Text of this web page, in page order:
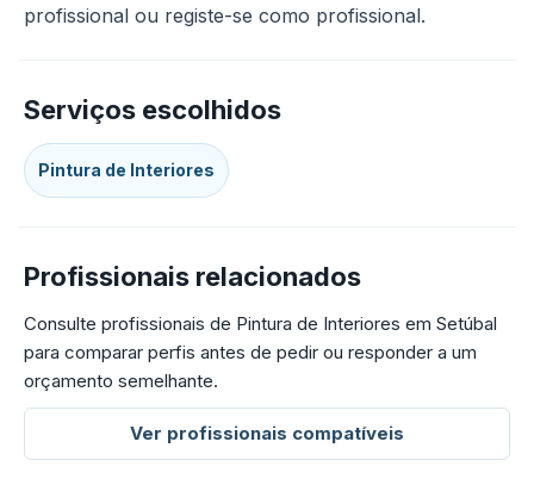
profissional ou registe-se como profissional.
Serviços escolhidos
Pintura de Interiores
Profissionais relacionados
Consulte profissionais de Pintura de Interiores em Setúbal
para comparar perfis antes de pedir ou responder a um
orçamento semelhante.
Ver profissionais compatíveis